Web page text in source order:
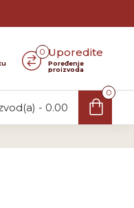
Uporedite
Poređenje
proizvoda
0
- 0.00
0